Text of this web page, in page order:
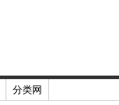
分类网